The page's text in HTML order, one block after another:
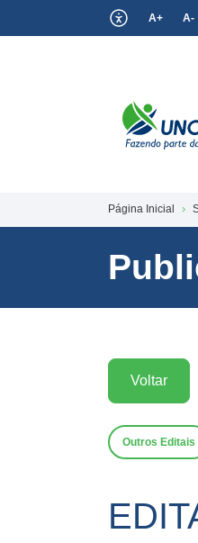
A+ A-
Página Inicial
Voltar
Outros Editais